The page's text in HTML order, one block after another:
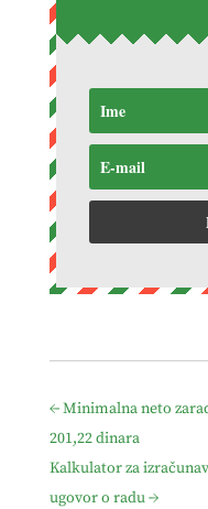
←Minimalna neto
201,22 dinara
Kalkulator za
ugovor o radu→